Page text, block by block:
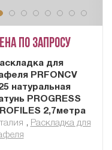
по запросу
для
PRFONCV
натуральная
PROGRESS
2,7метра
, Раскладка для